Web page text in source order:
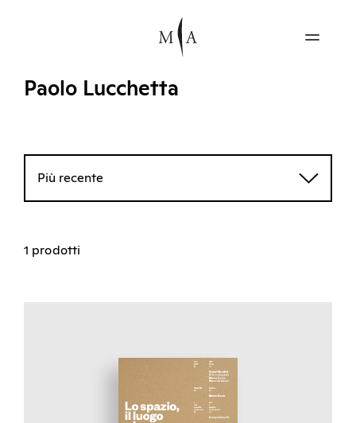
Paolo Lucchetta
Più recente
1 prodotti